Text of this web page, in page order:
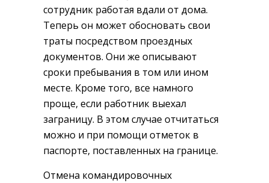
сотрудник работая вдали от дома.
Теперь он может обосновать свои
траты посредством проездных
документов. Они же описывают
сроки пребывания в том или ином
месте. Кроме того, все намного
проще, если работник выехал
заграницу. В этом случае отчитаться
можно и при помощи отметок в
паспорте, поставленных на границе.
Отмена командировочных